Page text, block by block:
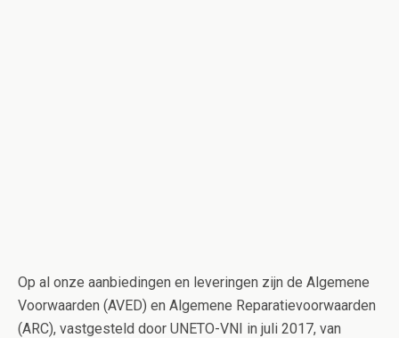
Op al onze aanbiedingen en leveringen zijn de Algemene
Voorwaarden (AVED) en Algemene Reparatievoorwaarden
(ARC), vastgesteld door UNETO-VNI in juli 2017, van